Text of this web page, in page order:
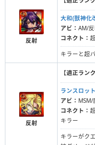
反射
大和(獣神化
アビ： AM/
コネクト：
キラーと超
反射
【適正ランク
ランスロッ
アビ：
コネクト：
キラー
キラーがク